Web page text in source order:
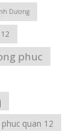
Dương
phuc
quan 12